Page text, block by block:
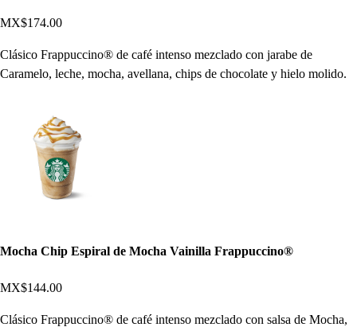
MX$174.00
Clásico Frappuccino® de café intenso mezclado con jarabe de
Caramelo, leche, mocha, avellana, chips de chocolate y hielo molido.
Mocha Chip Espiral de Mocha Vainilla Frappuccino®
MX$144.00
Clásico Frappuccino® de café intenso mezclado con salsa de Mocha,